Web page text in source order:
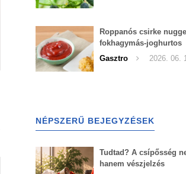
Roppanós csirke
fokhagymás-joghurtos
szósszal
Gasztro 2026. 06.
NÉPSZERŰ BEJEGYZÉSEK
Tudtad? A csípősség
hanem vészjelzés